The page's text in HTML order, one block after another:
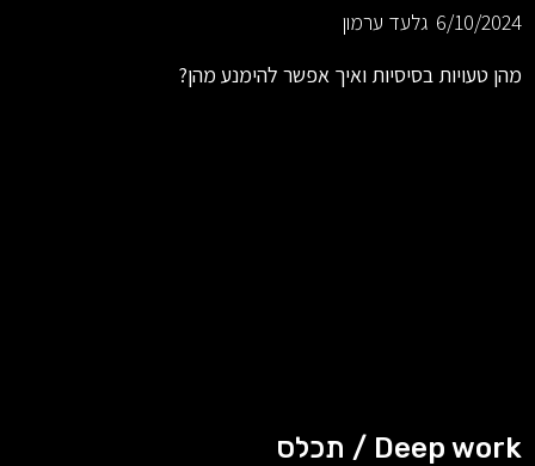
6/10/2024 גלעד ערמון
מהן טעויות בסיסיות ואיך אפשר להימנע מהן?
Deep work / תכלס